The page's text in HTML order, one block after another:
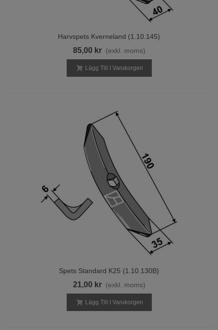
Harvspets Kverneland (1.10.145)
85,00 kr (exkl. moms)
Lägg Till I Varukorgen
Spets Standard K25 (1.10.130B)
21,00 kr (exkl. moms)
Lägg Till I Varukorgen